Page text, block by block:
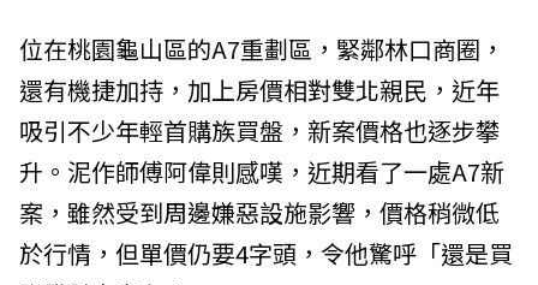
位在桃園龜山區的A7重劃區，緊鄰林口商圈，
還有機捷加持，加上房價相對雙北親民，近年
吸引不少年輕首購族買盤，新案價格也逐步攀
升。泥作師傅阿偉則感嘆，近期看了一處A7新
案，雖然受到周邊嫌惡設施影響，價格稍微低
於行情，但單價仍要4字頭，令他驚呼「還是買